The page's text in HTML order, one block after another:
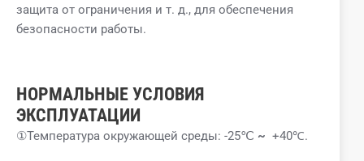
защита от ограничения и т. д., для обеспечения
безопасности работы.
НОРМАЛЬНЫЕ УСЛОВИЯ
ЭКСПЛУАТАЦИИ
①Температура окружающей среды: -25℃ ~ +40℃.